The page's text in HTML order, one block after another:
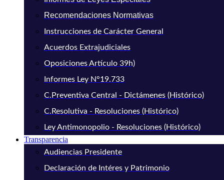
Recomendaciones Normativas
Instrucciones de Carácter General
Acuerdos Extrajudiciales
Oposiciones Artículo 39h)
Informes Ley N°19.733
C.Preventiva Central - Dictámenes (Histórico)
C.Resolutiva - Resoluciones (Histórico)
Ley Antimonopolio - Resoluciones (Histórico)
Transparencia
Audiencias Presidente
Declaración de Intéres y Patrimonio